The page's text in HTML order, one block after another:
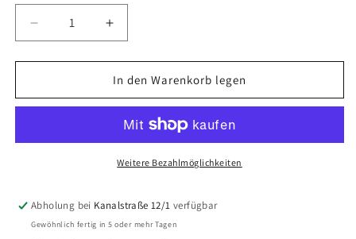
Verringere
die
Menge
Acrylglashalter
Erhöhe
die
Menge
für
Acrylglashalter
In den Warenkorb legen
Weitere Bezahlmöglichkeiten
Abholung bei Kanalstraße 12/1 verfügbar
Gewöhnlich fertig in 5 oder mehr Tagen